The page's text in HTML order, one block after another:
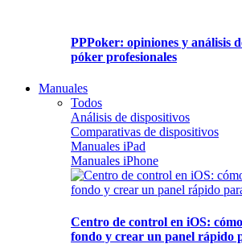
PPPoker: opiniones y análisis
póker profesionales
Manuales
Todos
Análisis de dispositivos
Comparativas de dispositivos
Manuales iPad
Manuales iPhone
Centro de control en iOS:
fondo y crear un panel rápido